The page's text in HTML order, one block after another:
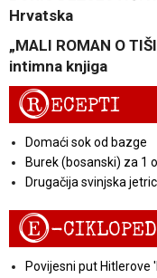
Hrvatska
„MALI ROMAN O
intimna knjiga
RECEPTI
Domaći sok od bazge
Burek (bosanski) za 1
Drugačija svinjska
E-
Povijesni put Hitlerove